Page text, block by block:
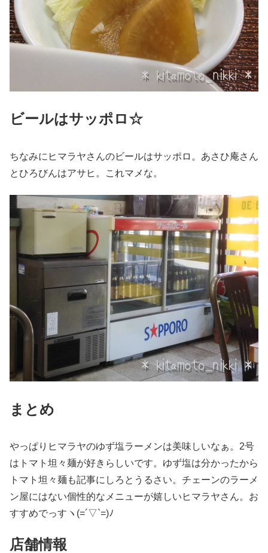
ビールはサッポロ☆
ちなみにヒマラヤさんのビールはサッポロ。あさひ庵さん
とひろびんはアサヒ。これマメな。
まとめ
やっぱりヒマラヤのゆず塩ラーメンは美味しいなぁ。2号
はトマト坦々麺が好きらしいです。ゆず塩は分かったから
トマト坦々麺も記事にしろとうるさい。チェーンのラーメ
ン屋にはない個性的なメニューが嬉しいヒマラヤさん。お
すすめでっすヽ(=´▽`=)ﾉ
店舗情報